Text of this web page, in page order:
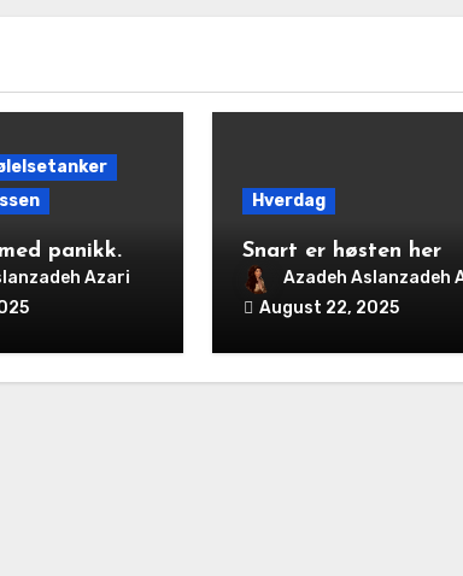
panikk.
Azari
Hverdag
Snart er høsten her
Azadeh Aslanzadeh
August 22, 2025